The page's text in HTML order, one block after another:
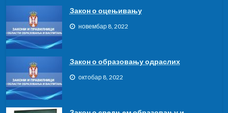
Закон о оцењивању
новембар 8, 2022
Закон о образовању одраслих
октобар 8, 2022